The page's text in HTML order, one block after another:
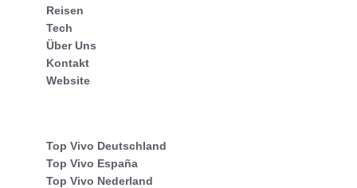
Reisen
Tech
Über Uns
Kontakt
Website
Top Vivo Deutschland
Top Vivo España
Top Vivo Nederland